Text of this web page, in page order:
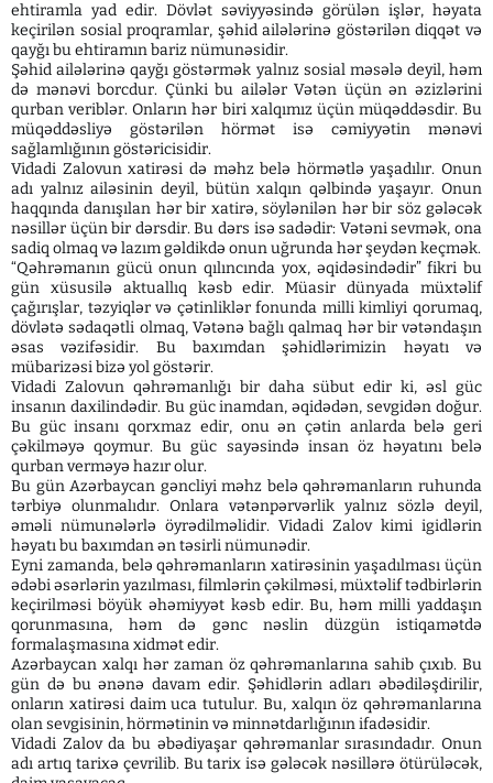
ehtiramla yad edir. Dövlət səviyyəsində görülən işlər, həyata
keçirilən sosial proqramlar, şəhid ailələrinə göstərilən diqqət və
qayğı bu ehtiramın bariz nümunəsidir.
Şəhid ailələrinə qayğı göstərmək yalnız sosial məsələ deyil, həm
də mənəvi borcdur. Çünki bu ailələr Vətən üçün ən əzizlərini
qurban veriblər. Onların hər biri xalqımız üçün müqəddəsdir. Bu
müqəddəsliyə göstərilən hörmət isə cəmiyyətin mənəvi
sağlamlığının göstəricisidir.
Vidadi Zalovun xatirəsi də məhz belə hörmətlə yaşadılır. Onun
adı yalnız ailəsinin deyil, bütün xalqın qəlbində yaşayır. Onun
haqqında danışılan hər bir xatirə, söylənilən hər bir söz gələcək
nəsillər üçün bir dərsdir. Bu dərs isə sadədir: Vətəni sevmək, ona
sadiq olmaq və lazım gəldikdə onun uğrunda hər şeydən keçmək.
“Qəhrəmanın gücü onun qılıncında yox, əqidəsindədir” fikri bu
gün xüsusilə aktuallıq kəsb edir. Müasir dünyada müxtəlif
çağırışlar, təzyiqlər və çətinliklər fonunda milli kimliyi qorumaq,
dövlətə sədaqətli olmaq, Vətənə bağlı qalmaq hər bir vətəndaşın
əsas vəzifəsidir. Bu baxımdan şəhidlərimizin həyatı və
mübarizəsi bizə yol göstərir.
Vidadi Zalovun qəhrəmanlığı bir daha sübut edir ki, əsl güc
insanın daxilindədir. Bu güc inamdan, əqidədən, sevgidən doğur.
Bu güc insanı qorxmaz edir, onu ən çətin anlarda belə geri
çəkilməyə qoymur. Bu güc sayəsində insan öz həyatını belə
qurban verməyə hazır olur.
Bu gün Azərbaycan gəncliyi məhz belə qəhrəmanların ruhunda
tərbiyə olunmalıdır. Onlara vətənpərvərlik yalnız sözlə deyil,
əməli nümunələrlə öyrədilməlidir. Vidadi Zalov kimi igidlərin
həyatı bu baxımdan ən təsirli nümunədir.
Eyni zamanda, belə qəhrəmanların xatirəsinin yaşadılması üçün
ədəbi əsərlərin yazılması, filmlərin çəkilməsi, müxtəlif tədbirlərin
keçirilməsi böyük əhəmiyyət kəsb edir. Bu, həm milli yaddaşın
qorunmasına, həm də gənc nəslin düzgün istiqamətdə
formalaşmasına xidmət edir.
Azərbaycan xalqı hər zaman öz qəhrəmanlarına sahib çıxıb. Bu
gün də bu ənənə davam edir. Şəhidlərin adları əbədiləşdirilir,
onların xatirəsi daim uca tutulur. Bu, xalqın öz qəhrəmanlarına
olan sevgisinin, hörmətinin və minnətdarlığının ifadəsidir.
Vidadi Zalov da bu əbədiyaşar qəhrəmanlar sırasındadır. Onun
adı artıq tarixə çevrilib. Bu tarix isə gələcək nəsillərə ötürüləcək,